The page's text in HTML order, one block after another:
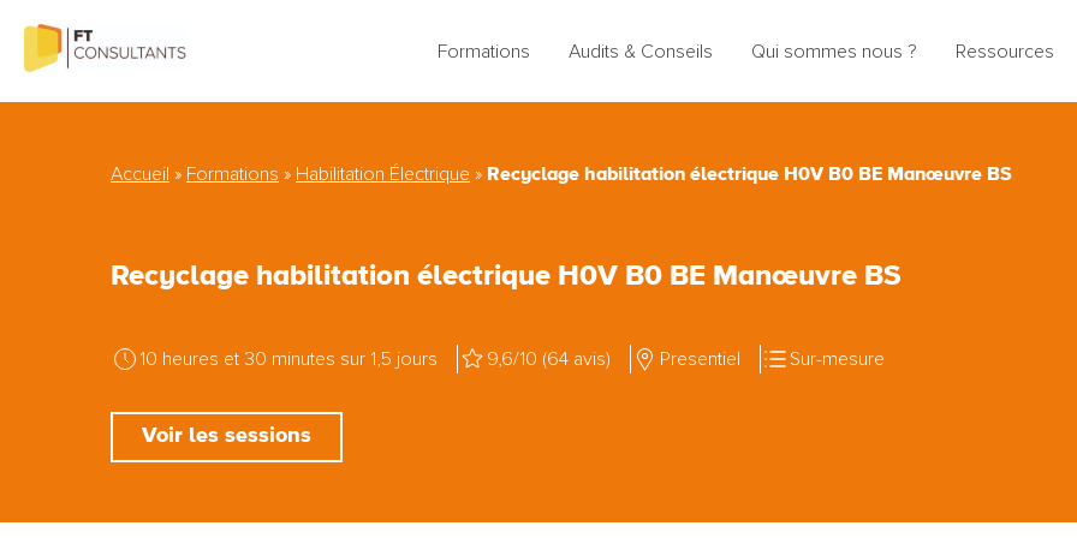
contenu
Formations Audits & Conseils Qui sommes nous ? Ressources
Accueil » Formations » Habilitation Électrique » Recyclage habilitation électrique H0V B0 BE Manœuvre BS
Recyclage habilitation électrique H0V B0 BE Manœuvre BS
10 heures et 30 minutes sur 1,5 jours 9,6/10 (64 avis) Presentiel Sur-mesure
Voir les sessions